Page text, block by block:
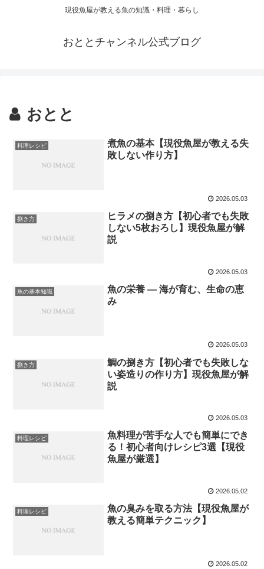
現役魚屋が教える魚の知識・料理・暮らし
おととチャンネル公式ブログ
おとと
料理レシピ
煮魚の基本【現役魚屋が教える失
敗しない作り方】
2026.05.03
捌き方
ヒラメの捌き方【初心者でも失敗
しない5枚おろし】現役魚屋が解
説
2026.05.03
魚の基本知識
魚の栄養 — 海が育む、生命の恵
み
2026.05.03
捌き方
鯛の捌き方【初心者でも失敗しな
い姿造りの作り方】現役魚屋が解
説
2026.05.03
料理レシピ
魚料理が苦手な人でも簡単にでき
る！初心者向けレシピ3選【現役
魚屋が厳選】
2026.05.02
料理レシピ
魚の臭みを取る方法【現役魚屋が
教える簡単テクニック】
2026.05.02